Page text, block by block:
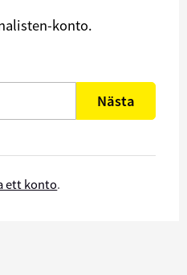
konto.
Nästa
ett konto.